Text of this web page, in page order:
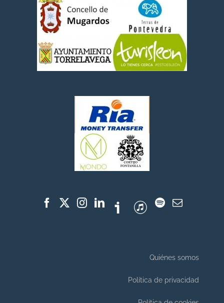
Quiénes somos
Política de privacidad